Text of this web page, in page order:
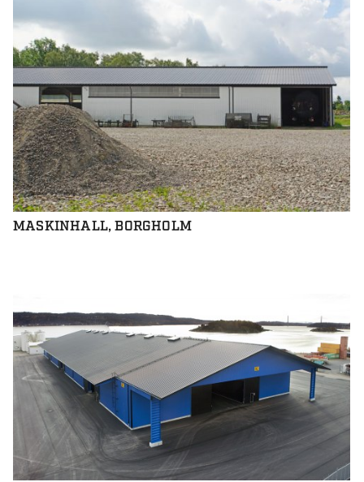
MASKINHALL, BORGHOLM